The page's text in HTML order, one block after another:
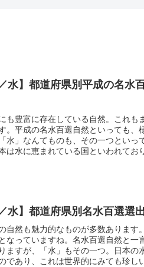
水】都道府県別平成の名水
も豊富に存在している自然。これも
。平成の名水百選自然といっても、
水」なんてものも、その一つといっ
は水に恵まれている国といわれてお
水】都道府県別名水百選選
自然も魅力的なものが多数あります
なっていますね。名水百選自然と一
ますが、「水」もその一つ。日本の
であり、これは世界的にみても珍し